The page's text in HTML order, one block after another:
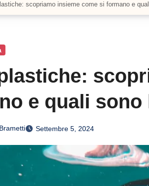
scopriamo insieme come si formano e
e quali
Settembre 5, 2024